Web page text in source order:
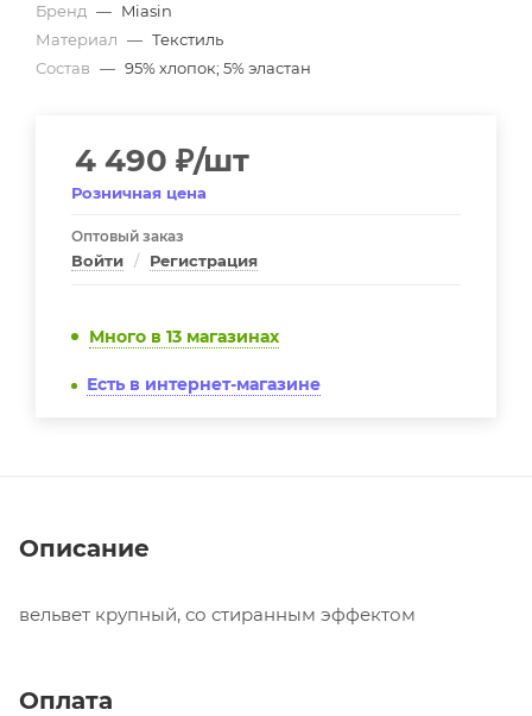
Бренд — Miasin
Материал — Текстиль
Состав — 95% хлопок; 5% эластан
4 490 ₽/шт
Розничная цена
Оптовый заказ
Войти / Регистрация
Много в 13 магазинах
Есть в интернет-магазине
Описание
вельвет крупный, со стиранным эффектом
Оплата